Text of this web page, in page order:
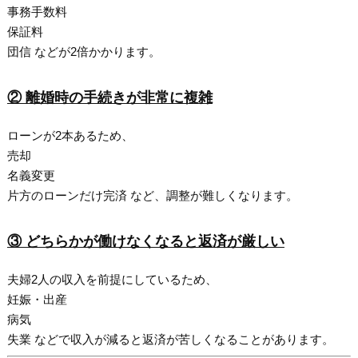
事務手数料
保証料
団信 などが2倍かかります。
② 離婚時の手続きが非常に複雑
ローンが2本あるため、
売却
名義変更
片方のローンだけ完済 など、調整が難しくなります。
③ どちらかが働けなくなると返済が厳しい
夫婦2人の収入を前提にしているため、
妊娠・出産
病気
失業 などで収入が減ると返済が苦しくなることがあります。